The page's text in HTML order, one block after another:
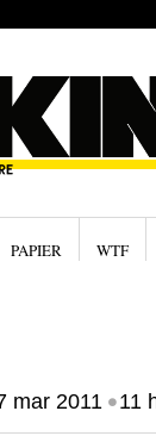
PAPIER WTF
mar 2011•11